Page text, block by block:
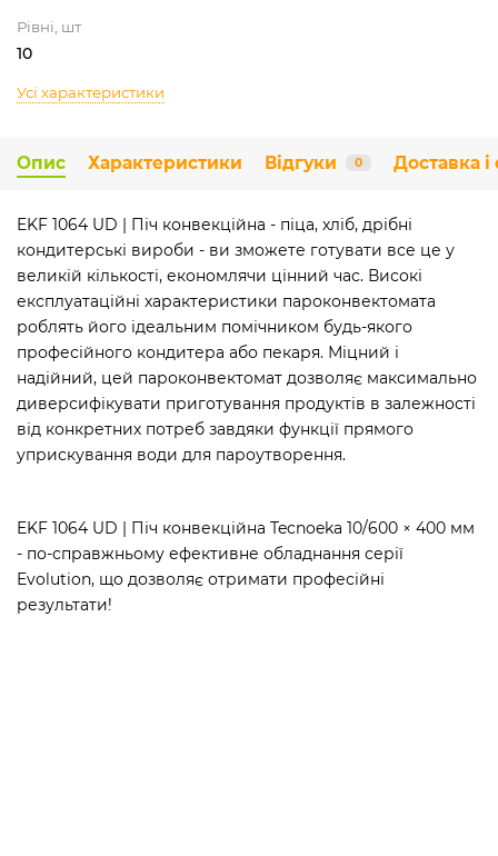
Рівні, шт
10
Усі характеристики
Опис Характеристики Відгуки 0 Доставка і
EKF 1064 UD | Піч конвекційна - піца, хліб, дрібні
кондитерські вироби - ви зможете готувати все це у
великій кількості, економлячи цінний час. Високі
експлуатаційні характеристики пароконвектомата
роблять його ідеальним помічником будь-якого
професійного кондитера або пекаря. Міцний і
надійний, цей пароконвектомат дозволяє максимально
диверсифікувати приготування продуктів в залежності
від конкретних потреб завдяки функції прямого
уприскування води для пароутворення.
EKF 1064 UD | Піч конвекційна Tecnoeka 10/600 × 400 мм
- по-справжньому ефективне обладнання серії
Evolution, що дозволяє отримати професійні
результати!